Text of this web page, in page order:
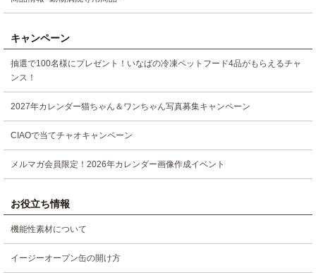
キャンペーン
抽選で100名様にプレゼント！いなばの冷凍ペットフード4品がもらえるチャ
ンス！
2027年カレンダー猫ちゃん＆ワンちゃん写真募集キャンペーン
CIAOで当てチャオキャンペーン
メルマガ会員限定！2026年カレンダー画像作成イベント
お役立ち情報
機能性素材について
イージーオープン缶の開け方